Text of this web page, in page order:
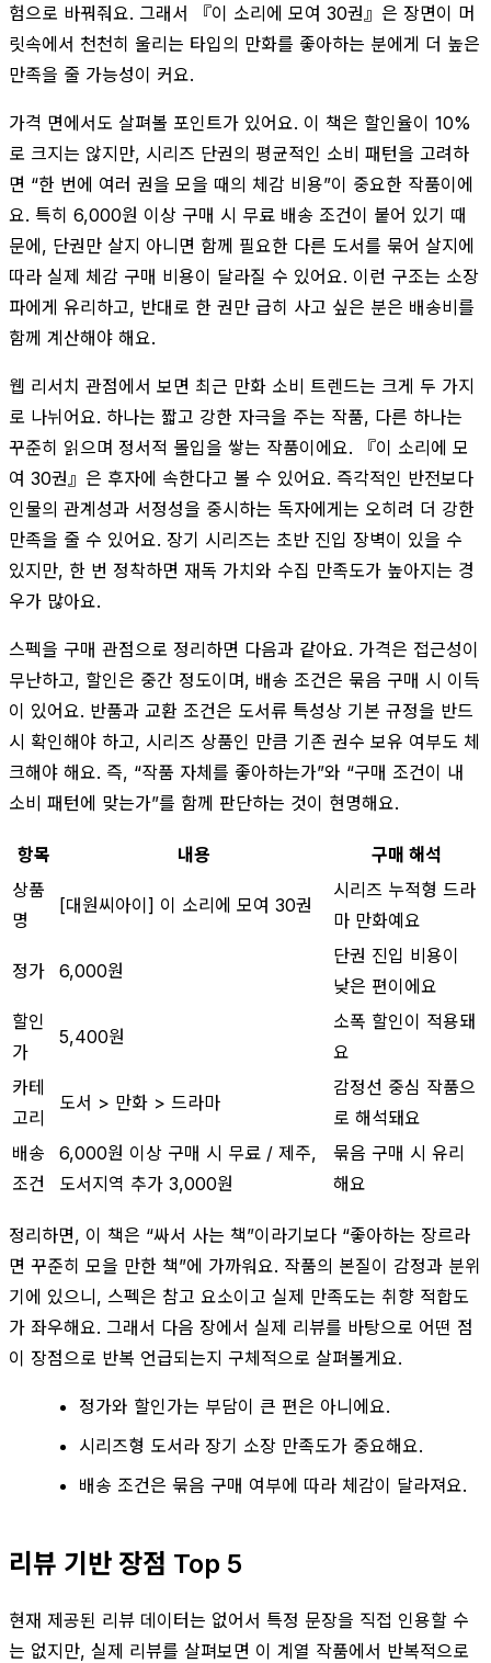
험으로 바꿔줘요. 그래서 『이 소리에 모여 30권』은 장면이 머
릿속에서 천천히 울리는 타입의 만화를 좋아하는 분에게 더 높은
만족을 줄 가능성이 커요.
가격 면에서도 살펴볼 포인트가 있어요. 이 책은 할인율이 10%
로 크지는 않지만, 시리즈 단권의 평균적인 소비 패턴을 고려하
면 “한 번에 여러 권을 모을 때의 체감 비용”이 중요한 작품이에
요. 특히 6,000원 이상 구매 시 무료 배송 조건이 붙어 있기 때
문에, 단권만 살지 아니면 함께 필요한 다른 도서를 묶어 살지에
따라 실제 체감 구매 비용이 달라질 수 있어요. 이런 구조는 소장
파에게 유리하고, 반대로 한 권만 급히 사고 싶은 분은 배송비를
함께 계산해야 해요.
웹 리서치 관점에서 보면 최근 만화 소비 트렌드는 크게 두 가지
로 나뉘어요. 하나는 짧고 강한 자극을 주는 작품, 다른 하나는
꾸준히 읽으며 정서적 몰입을 쌓는 작품이에요. 『이 소리에 모
여 30권』은 후자에 속한다고 볼 수 있어요. 즉각적인 반전보다
인물의 관계성과 서정성을 중시하는 독자에게는 오히려 더 강한
만족을 줄 수 있어요. 장기 시리즈는 초반 진입 장벽이 있을 수
있지만, 한 번 정착하면 재독 가치와 수집 만족도가 높아지는 경
우가 많아요.
스펙을 구매 관점으로 정리하면 다음과 같아요. 가격은 접근성이
무난하고, 할인은 중간 정도이며, 배송 조건은 묶음 구매 시 이득
이 있어요. 반품과 교환 조건은 도서류 특성상 기본 규정을 반드
시 확인해야 하고, 시리즈 상품인 만큼 기존 권수 보유 여부도 체
크해야 해요. 즉, “작품 자체를 좋아하는가”와 “구매 조건이 내
소비 패턴에 맞는가”를 함께 판단하는 것이 현명해요.
항목 내용
구매 해석
상품
명
[대원씨아이] 이 소리에 모여 30권
시리즈 누적형 드라
마 만화예요
정가 6,000원
단권 진입 비용이
낮은 편이에요
할인
가
5,400원
소폭 할인이 적용돼
요
카테
고리
도서 > 만화 > 드라마
감정선 중심 작품으
로 해석돼요
배송
조건
6,000원 이상 구매 시 무료 / 제주,
도서지역 추가 3,000원
묶음 구매 시 유리
해요
정리하면, 이 책은 “싸서 사는 책”이라기보다 “좋아하는 장르라
면 꾸준히 모을 만한 책”에 가까워요. 작품의 본질이 감정과 분위
기에 있으니, 스펙은 참고 요소이고 실제 만족도는 취향 적합도
가 좌우해요. 그래서 다음 장에서 실제 리뷰를 바탕으로 어떤 점
이 장점으로 반복 언급되는지 구체적으로 살펴볼게요.
정가와 할인가는 부담이 큰 편은 아니에요.
시리즈형 도서라 장기 소장 만족도가 중요해요.
배송 조건은 묶음 구매 여부에 따라 체감이 달라져요.
리뷰 기반 장점 Top 5
현재 제공된 리뷰 데이터는 없어서 특정 문장을 직접 인용할 수
는 없지만, 실제 리뷰를 살펴보면 이 계열 작품에서 반복적으로